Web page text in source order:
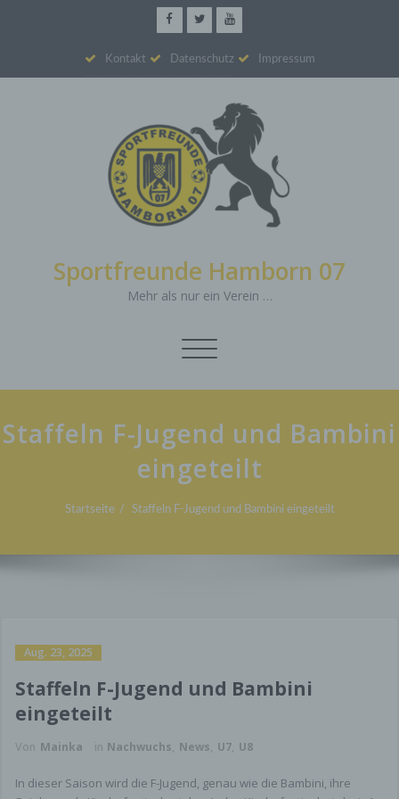
Kontakt Datenschutz Impressum
Sportfreunde Hamborn 07
Mehr als nur ein Verein …
Schalte
Staffeln F-Jugend und Bambini
eingeteilt
Startseite Staffeln F-Jugend und Bambini eingeteilt
Aug. 23, 2025
Staffeln F-Jugend und Bambini
eingeteilt
Von Mainka in Nachwuchs, News, U7, U8
In dieser Saison wird die F-Jugend, genau wie die Bambini, ihre